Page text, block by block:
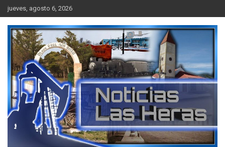
Skip
to
content
jueves, agosto 6, 2026